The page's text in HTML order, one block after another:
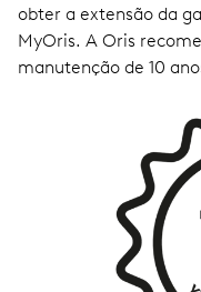
obter a extensão da
MyOris. A Oris
manutenção de 10